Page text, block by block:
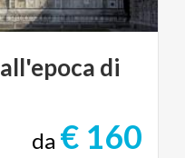
all'epoca di
da € 160